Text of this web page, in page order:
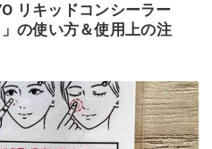
リキッドコンシーラー
の使い方＆使用上の注